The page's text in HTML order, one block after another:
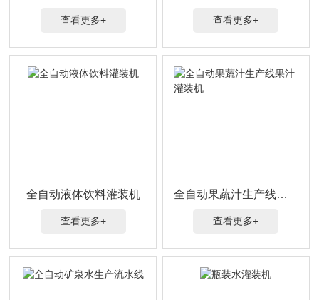
查看更多+ 查看更多+
全自动液体饮料灌装机
查看更多+
全自动果蔬汁生产线果汁灌装机
查看更多+